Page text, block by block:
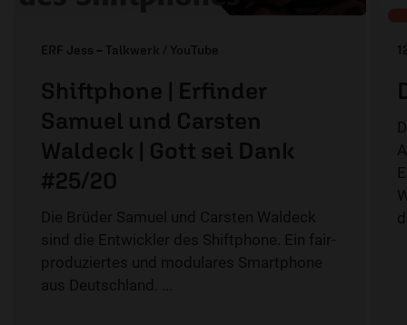
ERF Jess – Talkwerk / YouTube
Shiftphone | Erfinder
Samuel und Carsten
Waldeck | Gott sei Dank
#25/20
Die Brüder Samuel und Carsten Waldeck
sind die Entwickler des Shiftphone. Ein fair-
produziertes und modulares Smartphone
aus Deutschland. ...